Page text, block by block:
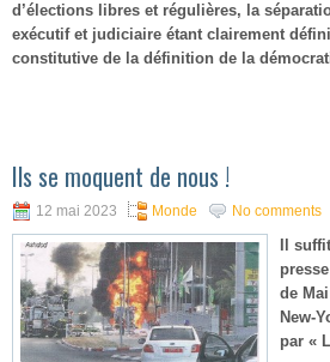
d’élections libres et régulières, la
exécutif et judiciaire étant clairement
constitutive de la définition de la
Ils se moquent de nous !
12 mai 2023 Monde No comments
Il
de
New-
par «